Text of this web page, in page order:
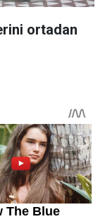
ortadan